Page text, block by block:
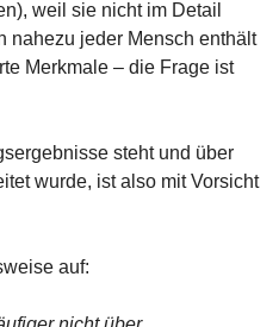
weil sie nicht im Detail
nahezu jeder Mensch enthält
Merkmale – die Frage ist
steht und über
wurde, ist also mit Vorsicht
auf: